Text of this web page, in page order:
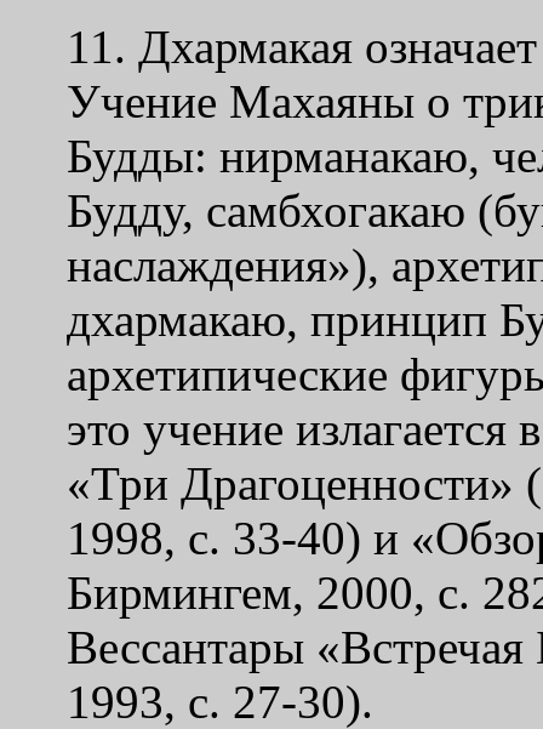
11. Дхармакая
Учение Махаяны о
Будды: нирманакаю,
Будду, самбхогакаю
наслаждения»),
дхармакаю, принцип
архетипические
это учение
«Три Драгоценности»
1998, с. 33-40) и
Бирмингем, 2000, с.
Вессантары
1993, с. 27-30).